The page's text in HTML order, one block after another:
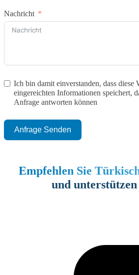
Nachricht
Ich bin damit einverstanden, dass diese
eingereichten Informationen speichert,
Anfrage antworten können
Anfrage Senden
Empfehlen Sie
und unterstützen